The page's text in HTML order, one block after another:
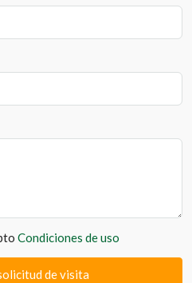
Condiciones de uso
de visita